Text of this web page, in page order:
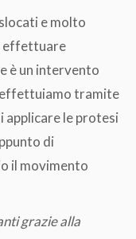
e molto
effettuare
è un intervento
effettuiamo tramite
applicare le protesi
di
il movimento
grazie alla